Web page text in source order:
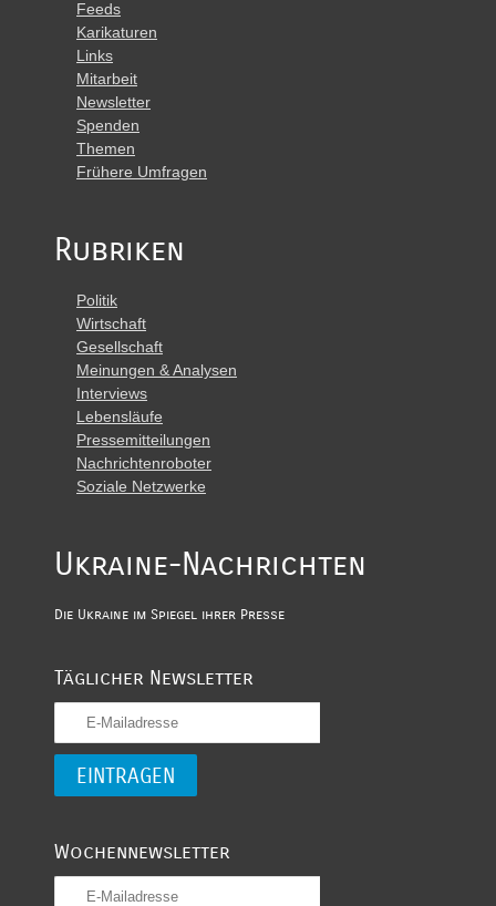
Feeds
Karikaturen
Links
Mitarbeit
Newsletter
Spenden
Themen
Frühere Umfragen
Rubriken
Politik
Wirtschaft
Gesellschaft
Meinungen & Analysen
Interviews
Lebensläufe
Pressemitteilungen
Nachrichtenroboter
Soziale Netzwerke
Ukraine-Nachrichten
Die Ukraine im Spiegel ihrer Presse
Täglicher Newsletter
Wochennewsletter